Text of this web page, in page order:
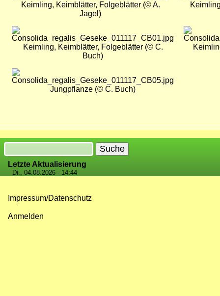
Keimling, Keimblätter, Folgeblätter (© A.
Jagel)
Bild
Keimling, Keimblätter, Folgeblätter (© C.
Buch)
Bild
Bild
Jungpflanze (© C. Buch)
Suche
Letzte Aktualisierung
Di., 04.08.2026 - 14:44
Impressum/Datenschutz
Anmelden